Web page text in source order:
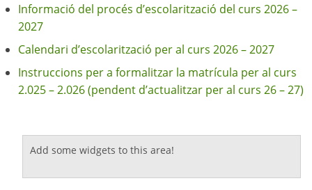
Informació del procés d’escolarització del curs 2026 –
2027
Calendari d’escolarització per al curs 2026 – 2027
Instruccions per a formalitzar la matrícula per al curs
2.025 – 2.026 (pendent d’actualitzar per al curs 26 – 27)
Add some widgets to this area!